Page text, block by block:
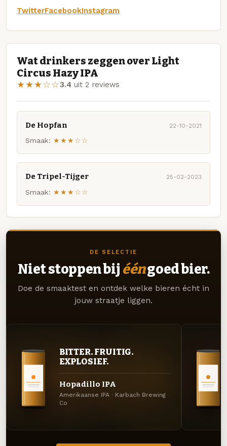
TwitterFacebookInstagram
Wat drinkers zeggen over Light
Circus Hazy IPA
★★★☆☆3.4 uit 2 reviews
De Hopfan 22-10-2021
Smaak: ★★★☆☆
De Tripel-Tijger 25-02-2023
Smaak: ★★★☆☆
DE SELECTIE
Niet stoppen bij ééngoed bier.
Doe de smaaktest en ontdek welke bieren écht in
jouw straatje liggen.
BITTER. FRUITIG.
EXPLOSIEF.
Hopadillo IPA
Amerikaanse IPA · Karbach Brewing
Co